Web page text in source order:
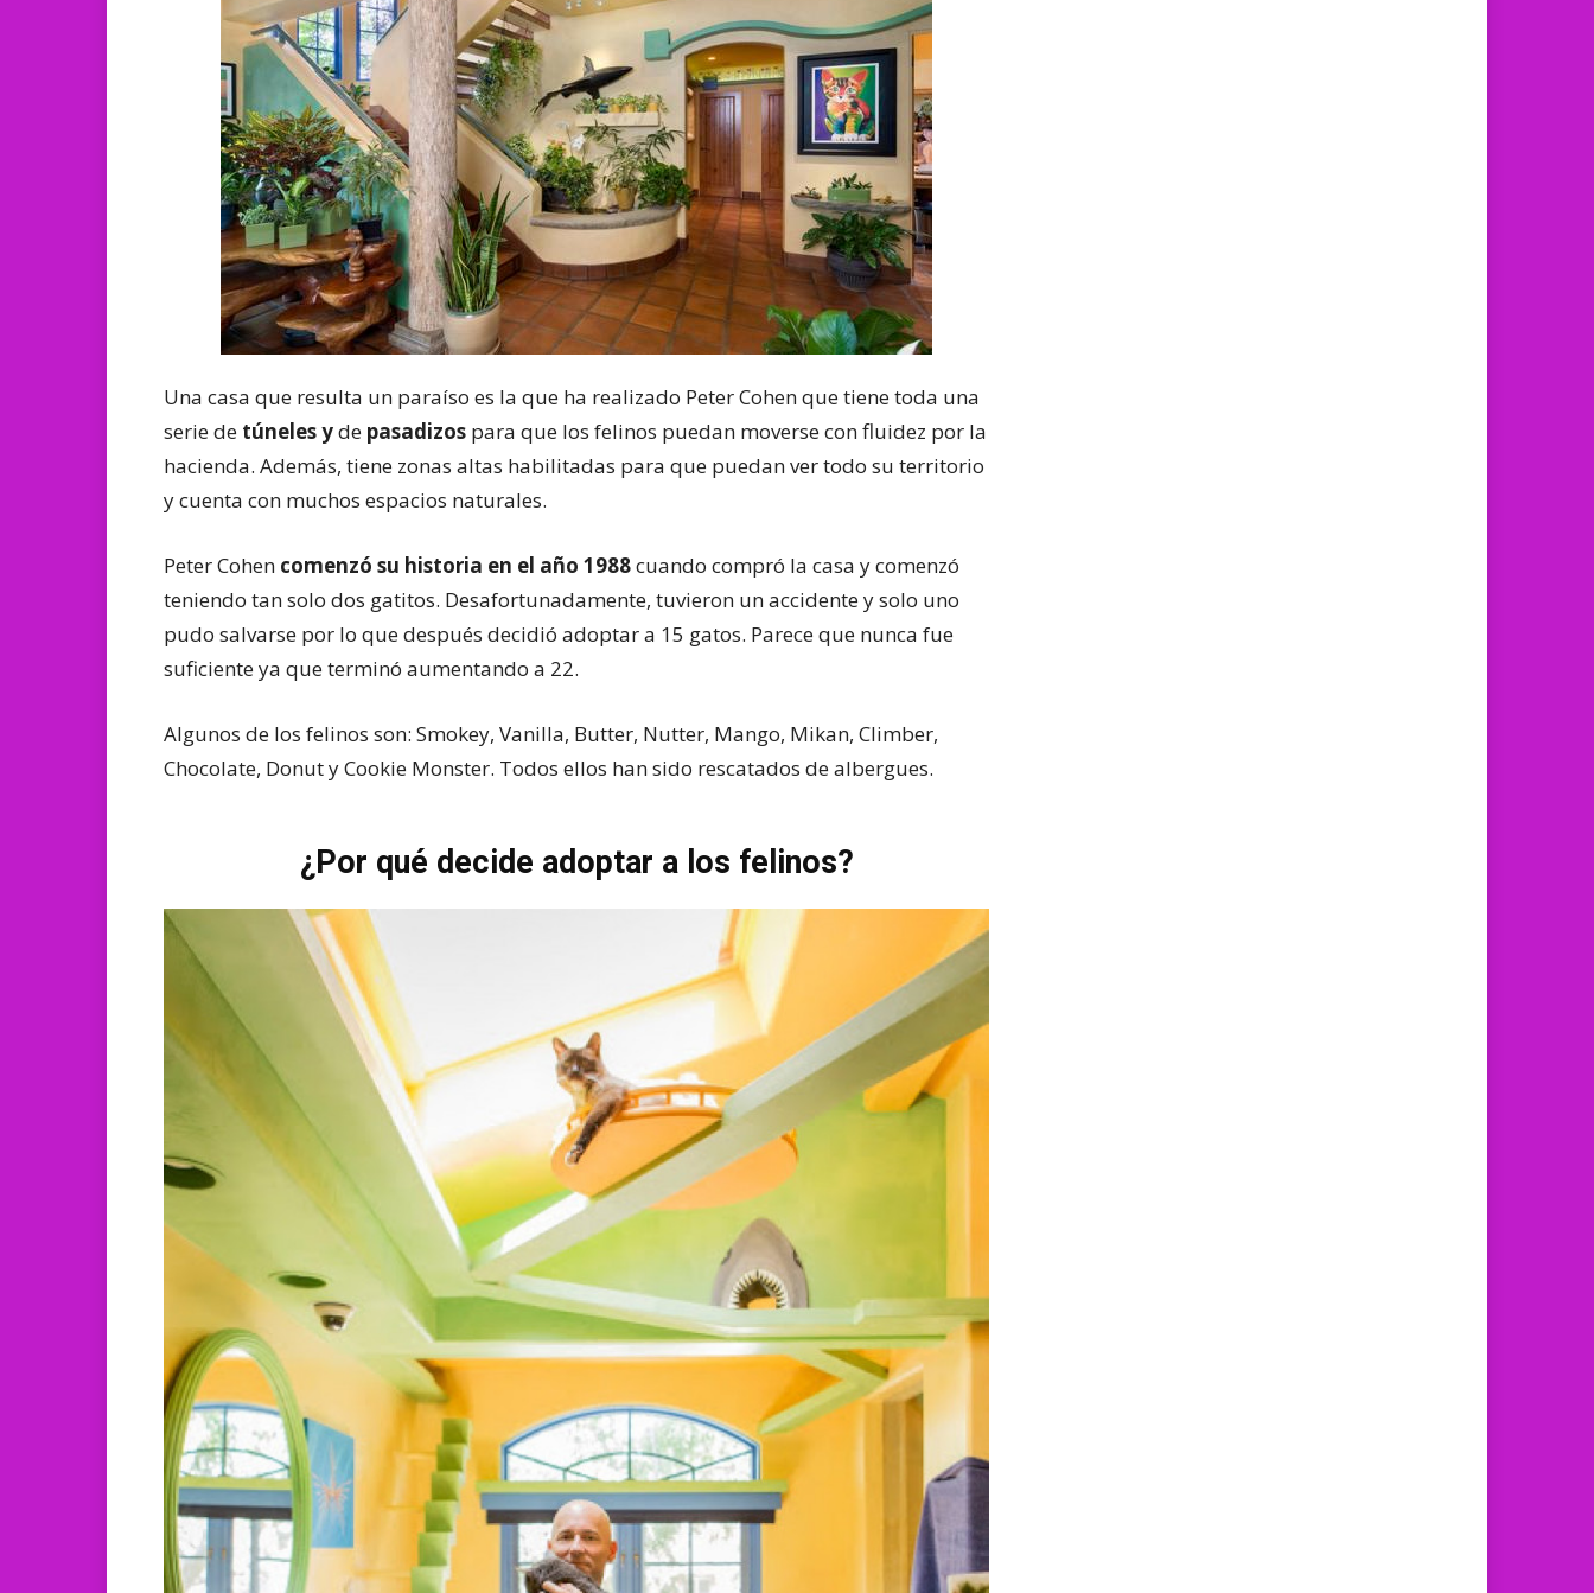
Una casa que resulta un paraíso es la que ha realizado Peter Cohen que tiene toda una
serie de túneles yde pasadizos para que los felinos puedan moverse con fluidez por la
hacienda. Además, tiene zonas altas habilitadas para que puedan ver todo su territorio
y cuenta con muchos espacios naturales.
Peter Cohen comenzó su historia en el año 1988cuando compró la casa y comenzó
teniendo tan solo dos gatitos. Desafortunadamente, tuvieron un accidente y solo uno
pudo salvarse por lo que después decidió adoptar a 15 gatos. Parece que nunca fue
suficiente ya que terminó aumentando a 22.
Algunos de los felinos son: Smokey, Vanilla, Butter, Nutter, Mango, Mikan, Climber,
Chocolate, Donut y Cookie Monster. Todos ellos han sido rescatados de albergues.
¿Por qué decide adoptar a los felinos?